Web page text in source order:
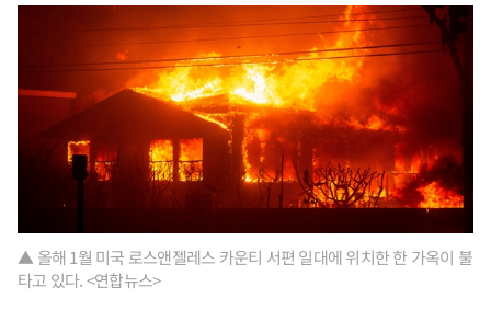
▲ 올해 1월 미국 로스앤젤레스 카운티 서편 일대에 위치한 한 가옥이 불
타고 있다. <연합뉴스>